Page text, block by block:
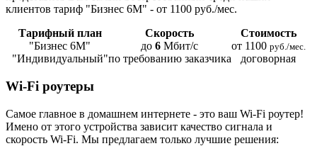
клиентов тариф "Бизнес 6М" - от 1100 руб./мес.
Тарифный план
Скорость
Стоимость
"Бизнес 6М"
до 6 Мбит/с от 1100 руб./мес.
"Индивидуальный"по требованию заказчика договорная
Wi-Fi роутеры
Самое главное в домашнем интернете - это ваш Wi-Fi роутер!
Имено от этого устройства зависит качество сигнала и
скорость Wi-Fi. Мы предлагаем только лучшие решения: